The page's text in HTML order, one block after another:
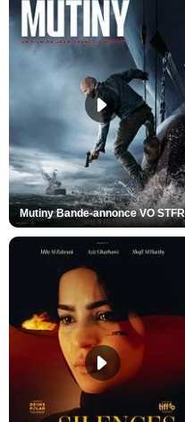
Mutiny Bande-annonce VO STFR